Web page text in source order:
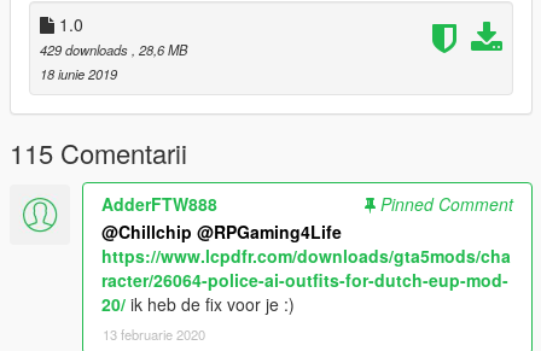
TEV Kort (+Pet)
TEV Lang (+Pet)
Hondengeleider Kort (+Pet)
Kogelwerend Lang (+Pet)
Politie Fiets
Mobiele Eenheid Kort
Mobiele Eenheid Lang
IBT Kort
IBT Lang
KMAR Kort
KMAR Steekvest Kort
1.0
429 downloads , 28,6 MB
18 iunie 2019
115 Comentarii
AdderFTW888
Pinned Comment
@Chillchip @RPGaming4Life
https://www.lcpdfr.com/downloads/gta5mods/cha
racter/26064-police-ai-outfits-for-dutch-eup-mod-
20/ ik heb de fix voor je :)
13 februarie 2020